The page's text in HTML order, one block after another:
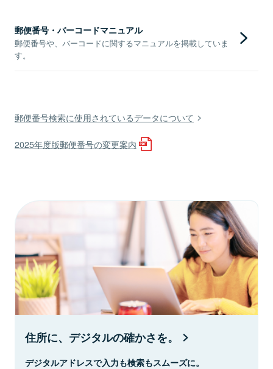
郵便番号・バーコードマニュアル
郵便番号や、バーコードに関するマニュアルを掲載していま
す。
郵便番号検索に使用されているデータについて
2025年度版郵便番号の変更案内
住所に、デジタルの確かさを。
デジタルアドレスで入力も検索もスムーズに。